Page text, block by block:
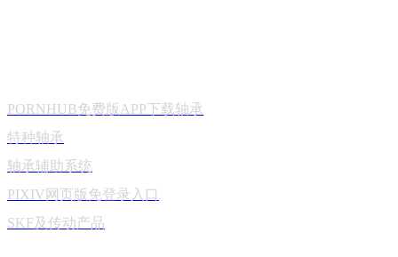
PORNHUB免费版APP下载轴承
特种轴承
轴承辅助系统
PIXIV网页版免登录入口
SKF及传动产品